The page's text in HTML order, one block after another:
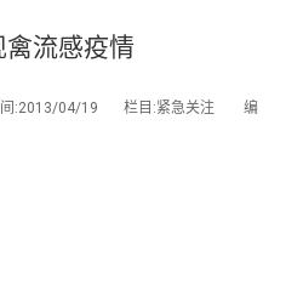
流感疫情
时间:2013/04/19 栏目:紧急关注 编